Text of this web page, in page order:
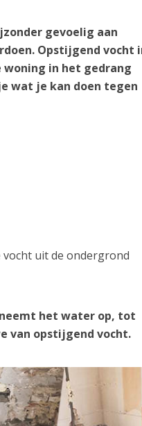
gevoelig aan
Opstijgend vocht
in het gedrang
wat je kan doen tegen
uit de ondergrond
het water op, tot
van opstijgend vocht.